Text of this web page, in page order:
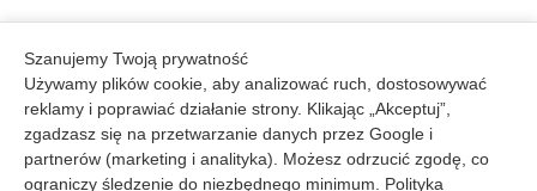
Produkty
BB STUDIO
Twoje konto
Szanujemy Twoją prywatność
Używamy plików cookie, aby analizować ruch, dostosowywać
reklamy i poprawiać działanie strony. Klikając „Akceptuj”,
zgadzasz się na przetwarzanie danych przez Google i
partnerów (marketing i analityka). Możesz odrzucić zgodę, co
ograniczy śledzenie do niezbędnego minimum. Polityka